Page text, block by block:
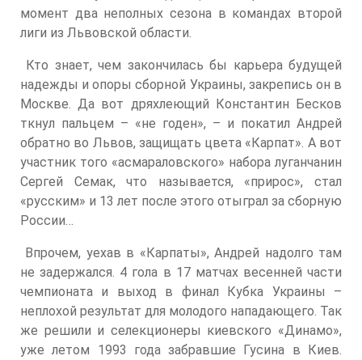
момент два неполных сезона в командах второй
лиги из Львовской области.
Кто знает, чем закончилась бы карьера будущей
надежды и опоры сборной Украины, закрепись он в
Москве. Да вот дряхлеющий Константин Бесков
ткнул пальцем – «не годен», – и покатил Андрей
обратно во Львов, защищать цвета «Карпат». А вот
участник того «асмараловского» набора луганчанин
Сергей Семак, что называется, «прирос», стал
«русским» и 13 лет после этого отыграл за сборную
России…
Впрочем, уехав в «Карпаты», Андрей надолго там
не задержался. 4 гола в 17 матчах весенней части
чемпионата и выход в финал Кубка Украины –
неплохой результат для молодого нападающего. Так
же решили и селекционеры киевского «Динамо»,
уже летом 1993 года забравшие Гусина в Киев.